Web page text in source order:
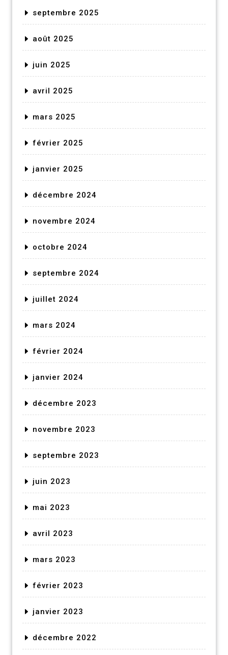
septembre 2025
août 2025
juin 2025
avril 2025
mars 2025
février 2025
janvier 2025
décembre 2024
novembre 2024
octobre 2024
septembre 2024
juillet 2024
mars 2024
février 2024
janvier 2024
décembre 2023
novembre 2023
septembre 2023
juin 2023
mai 2023
avril 2023
mars 2023
février 2023
janvier 2023
décembre 2022